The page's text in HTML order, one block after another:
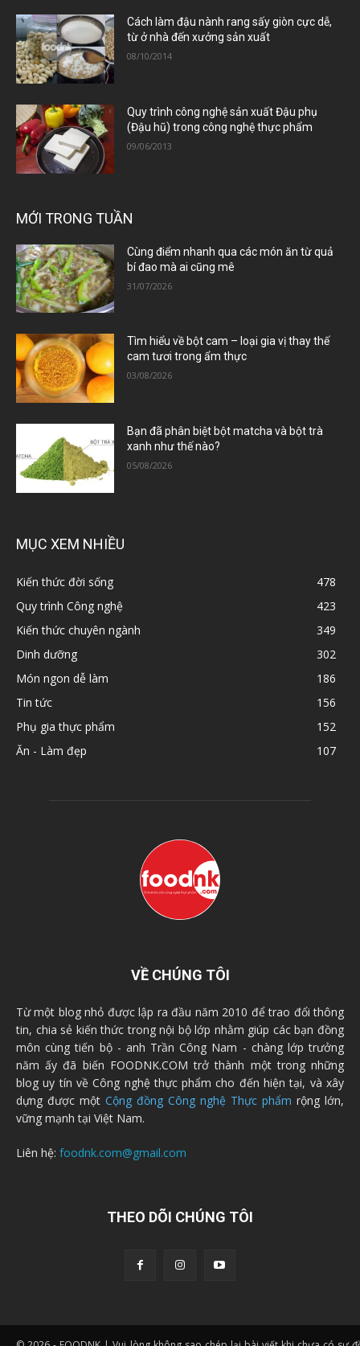
Cách làm đậu nành rang sấy giòn cực dễ,
từ ở nhà đến xưởng sản xuất
08/10/2014
Quy trình công nghệ sản xuất Đậu phụ
(Đậu hũ) trong công nghệ thực phẩm
09/06/2013
MỚI TRONG TUẦN
Cùng điểm nhanh qua các món ăn từ quả
bí đao mà ai cũng mê
31/07/2026
Tìm hiểu về bột cam – loại gia vị thay thế
cam tươi trong ẩm thực
03/08/2026
Bạn đã phân biệt bột matcha và bột trà
xanh như thế nào?
05/08/2026
MỤC XEM NHIỀU
Kiến thức đời sống
478
Quy trình Công nghệ
423
Kiến thức chuyên ngành
349
Dinh dưỡng
302
Món ngon dễ làm
186
Tin tức
156
Phụ gia thực phẩm
152
Ăn - Làm đẹp
107
VỀ CHÚNG TÔI
Từ một blog nhỏ được lập ra đầu năm 2010 để trao đổi thông
tin, chia sẻ kiến thức trong nội bộ lớp nhằm giúp các bạn đồng
môn cùng tiến bộ - anh Trần Công Nam - chàng lớp trưởng
năm ấy đã biến FOODNK.COM trở thành một trong những
blog uy tín về Công nghệ thực phẩm cho đến hiện tại, và xây
dựng được một Cộng đồng Công nghệ Thực phẩm rộng lớn,
vững mạnh tại Việt Nam.
Liên hệ: foodnk.com@gmail.com
THEO DÕI CHÚNG TÔI